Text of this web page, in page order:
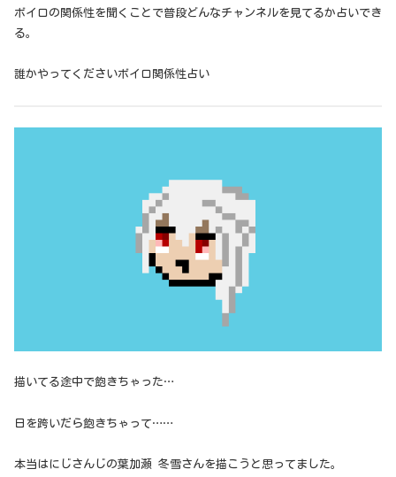
ボイロの関係性を聞くことで普段どんなチャンネルを見てるか占いでき
る。
誰かやってくださいボイロ関係性占い
描いてる途中で飽きちゃった…
日を跨いだら飽きちゃって……
本当はにじさんじの葉加瀬 冬雪さんを描こうと思ってました。